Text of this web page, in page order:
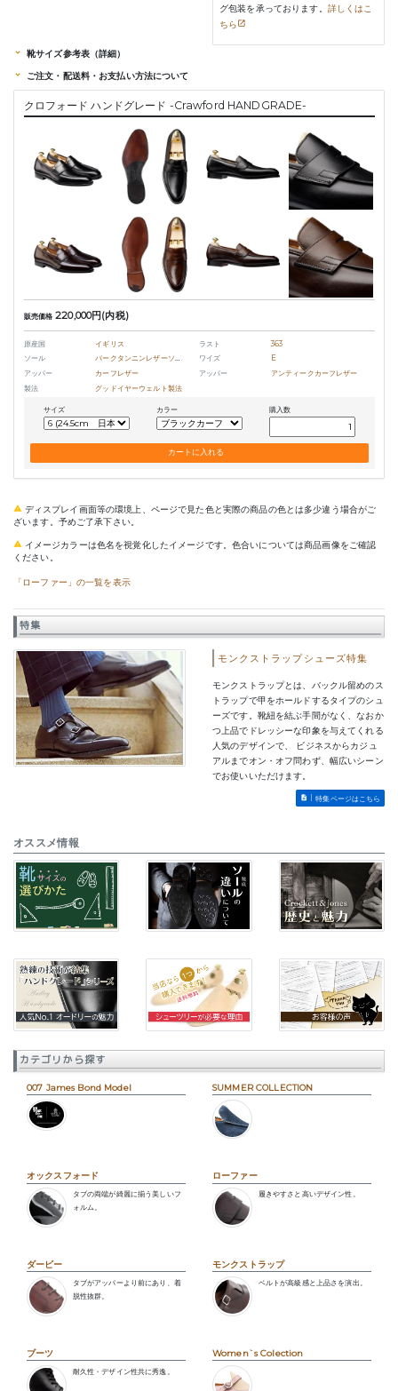
グ包装を承っております。 詳しくはこ
ちら
靴サイズ参考表（詳細）
ご注文・配送料・お支払い方法について
クロフォード ハンドグレード -Crawford HANDGRADE-
販売価格 220,000円(内税)
原産国 イギリス ラスト
363
ソール
バークタンニンレザーソール ワイズ
E
アッパー
カーフレザー アッパー
アンティークカーフレザー
製法
グッドイヤーウェルト製法
サイズ カラー 購入数
ディスプレイ画面等の環境上、ページで見た色と実際の商品の色とは多少違う場合がご
ざいます。予めご了承下さい。
イメージカラーは色名を視覚化したイメージです。色合いについては商品画像をご確認
ください。
「ローファー」の一覧を表示
特集
モンクストラップシューズ特集
モンクストラップとは、バックル留めのス
トラップで甲をホールドするタイプのシュ
ーズです。靴紐を結ぶ手間がなく、なおか
つ上品でドレッシーな印象を与えてくれる
人気のデザインで、 ビジネスからカジュ
アルまでオン・オフ問わず、幅広いシーン
でお使いいただけます。
特集ページはこちら
オススメ情報
カテゴリから探す
007 James Bond Model SUMMER COLLECTION
オックスフォード
タブの両端が綺麗に揃う美しいフ
ォルム。
ローファー
履きやすさと高いデザイン性。
ダービー
タブがアッパーより前にあり、着
脱性抜群。
モンクストラップ
ベルトが高級感と上品さを演出。
ブーツ
耐久性・デザイン性共に秀逸。
Women`s Colection